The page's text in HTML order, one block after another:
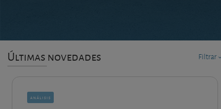
Últimas novedades Filtrar
análisis